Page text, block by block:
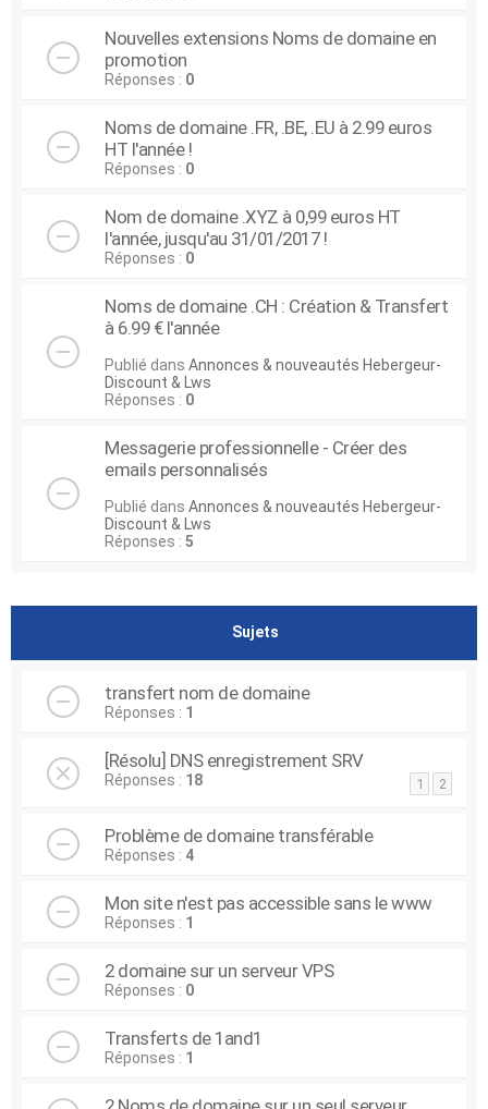
Nouvelles extensions Noms de domaine en
promotion
Réponses : 0
Noms de domaine .FR, .BE, .EU à 2.99 euros
HT l'année !
Réponses : 0
Nom de domaine .XYZ à 0,99 euros HT
l'année, jusqu'au 31/01/2017 !
Réponses : 0
Noms de domaine .CH : Création & Transfert
à 6.99 € l'année
Publié dans Annonces & nouveautés Hebergeur-
Discount & Lws
Réponses : 0
Messagerie professionnelle - Créer des
emails personnalisés
Publié dans Annonces & nouveautés Hebergeur-
Discount & Lws
Réponses : 5
Sujets
transfert nom de domaine
Réponses : 1
[Résolu] DNS enregistrement SRV
Réponses : 18 1 2
Problème de domaine transférable
Réponses : 4
Mon site n'est pas accessible sans le www
Réponses : 1
2 domaine sur un serveur VPS
Réponses : 0
Transferts de 1and1
Réponses : 1